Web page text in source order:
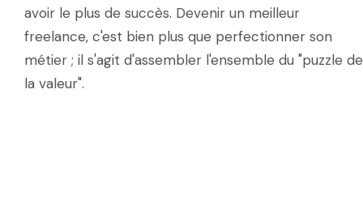
avoir le plus de succès. Devenir un meilleur
freelance, c'est bien plus que perfectionner son
métier ; il s'agit d'assembler l'ensemble du "puzzle de
la valeur".